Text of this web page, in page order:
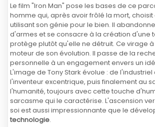
Le film "Iron Man" pose les bases de ce
homme qui, après avoir frôlé la mort,
utilisant son génie pour le bien. Il
d'armes et se consacre à la création d'une
protège plutôt qu'elle ne détruit. Ce virage à
moteur de son évolution. Il passe de la
personnelle à un engagement envers un
L'image de Tony Stark évolue : de
l'inventeur excentrique, puis finalement au
l'humanité, toujours avec cette touche
sarcasme qui le caractérise. L'ascension
soi est aussi impressionnante que le
technologie.